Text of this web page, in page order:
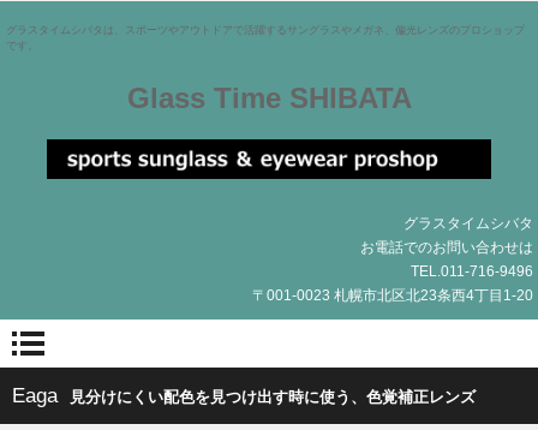
グラスタイムシバタは、スポーツやアウトドアで活躍するサングラスやメガネ、偏光レンズのプロショップ
です。
Glass Time SHIBATA
グラスタイムシバタ
お電話でのお問い合わせは
TEL.011-716-9496
〒001-0023 札幌市北区北23条西4丁目1-20
Eaga 見分けにくい配色を見つけ出す時に使う、色覚補正レンズ